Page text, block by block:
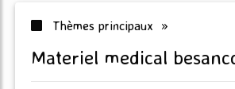
Thèmes principaux »
materiel medical